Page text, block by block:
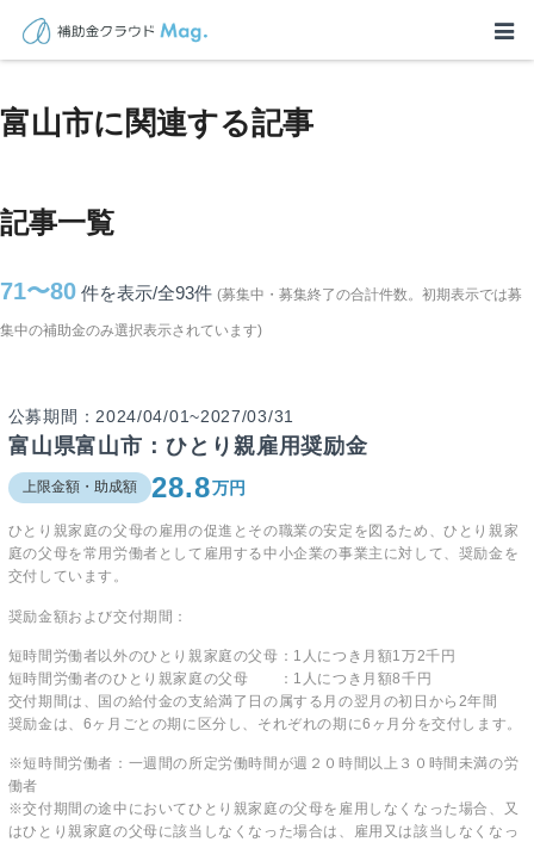
TOP > 補助金・助成金詳細>富山県
富山市に関連する記事
記事一覧
71〜80 件を表示/全93件 (募集中・募集終了の合計件数。初期表示では募
集中の補助金のみ選択表示されています)
公募期間：2024/04/01~2027/03/31
富山県富山市：ひとり親雇用奨励金
上限金額・助成額 28.8万円
ひとり親家庭の父母の雇用の促進とその職業の安定を図るため、ひとり親家
庭の父母を常用労働者として雇用する中小企業の事業主に対して、奨励金を
交付しています。
奨励金額および交付期間：
短時間労働者以外のひとり親家庭の父母：1人につき月額1万2千円
短時間労働者のひとり親家庭の父母 ：1人につき月額8千円
交付期間は、国の給付金の支給満了日の属する月の翌月の初日から2年間
奨励金は、6ヶ月ごとの期に区分し、それぞれの期に6ヶ月分を交付します。
※短時間労働者：一週間の所定労働時間が週２０時間以上３０時間未満の労
働者
※交付期間の途中においてひとり親家庭の父母を雇用しなくなった場合、又
はひとり親家庭の父母に該当しなくなった場合は、雇用又は該当しなくなっ